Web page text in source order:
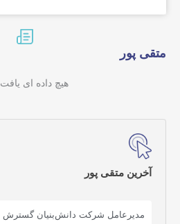
آخرین متقی پور
مدیرعامل شرکت دانش‌بنیان گسترش
متقی پور
هیچ داده ای